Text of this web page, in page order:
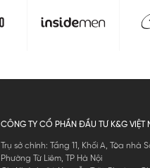
CÔNG TY CỔ PHẦN ĐẦU TƯ K&G VIỆT
Trụ sở chính: Tầng 11, Khối A, Tòa
Phường Từ Liêm, TP Hà Nội